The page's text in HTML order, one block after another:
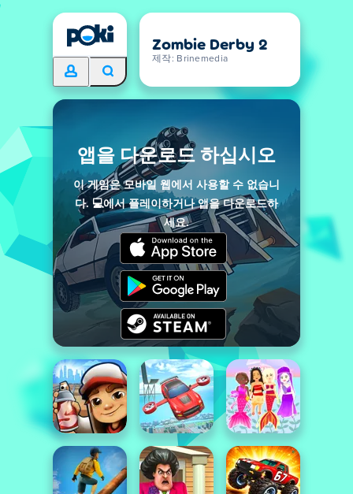
Zombie Derby 2
제작: Brinemedia
앱을 다운로드 하십시오
이 게임은 모바일 웹에서 사용할 수 없습니
다. 💻에서 플레이하거나 앱을 다운로드하
세요.